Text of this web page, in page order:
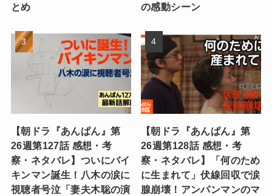
とめ
の感動シーン
【朝ドラ『あんぱん』第
26週第127話 感想・考
察・ネタバレ】ついにバイ
キンマン誕生！八木の涙に
視聴者号泣「妻夫木聡の演
【朝ドラ『あんぱん』第
26週第128話 感想・考
察・ネタバレ】「何のため
に生まれて」伏線回収で涙
腺崩壊！アンパンマンのマ